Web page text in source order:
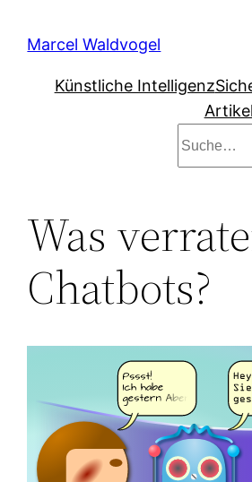
Inhalt
Marcel Waldvogel
Künstliche Intelligenz
Artikel
Was
Chatbots?